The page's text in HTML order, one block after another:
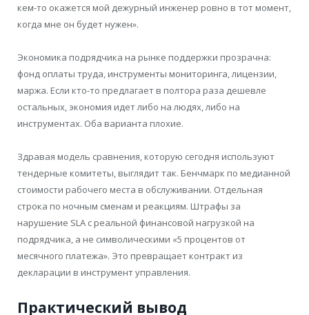
кем-то окажется мой дежурный инженер ровно в тот момент,
когда мне он будет нужен».
Экономика подрядчика на рынке поддержки прозрачна:
фонд оплаты труда, инструменты мониторинга, лицензии,
маржа. Если кто-то предлагает в полтора раза дешевле
остальных, экономия идет либо на людях, либо на
инструментах. Оба варианта плохие.
Здравая модель сравнения, которую сегодня используют
тендерные комитеты, выглядит так. Бенчмарк по медианной
стоимости рабочего места в обслуживании. Отдельная
строка по ночным сменам и реакциям. Штрафы за
нарушение SLA с реальной финансовой нагрузкой на
подрядчика, а не символическими «5 процентов от
месячного платежа». Это превращает контракт из
декларации в инструмент управления.
Практический вывод